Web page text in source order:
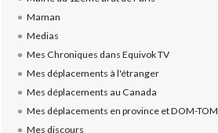
Maman
Medias
Mes Chroniques dans Equivok TV
Mes déplacements à l'étranger
Mes déplacements au Canada
Mes déplacements en province et DOM-TOM
Mes discours